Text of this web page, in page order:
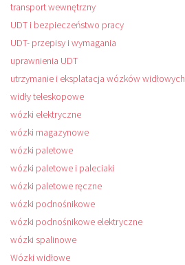
transport wewnętrzny
UDT i bezpieczeństwo pracy
UDT- przepisy i wymagania
uprawnienia UDT
utrzymanie i eksplatacja wózków widłowych
widły teleskopowe
wózki elektryczne
wózki magazynowe
wózki paletowe
wózki paletowe i paleciaki
wózki paletowe ręczne
wózki podnośnikowe
wózki podnośnikowe elektryczne
wózki spalinowe
Wózki widłowe